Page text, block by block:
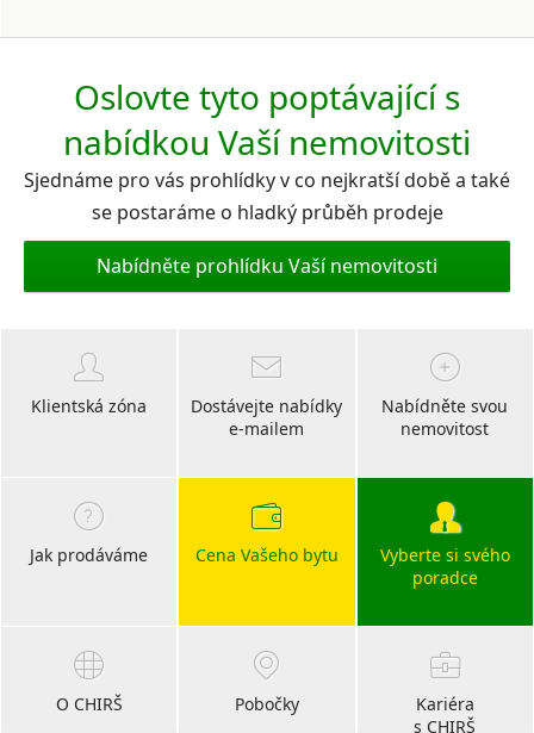
Oslovte tyto poptávající s
nabídkou Vaší nemovitosti
Sjednáme pro vás prohlídky v co nejkratší době a také
se postaráme o hladký průběh prodeje
Nabídněte prohlídku Vaší nemovitosti
Klientská zóna
Dostávejte nabídky
e-mailem
Nabídněte svou
nemovitost
Jak prodáváme Cena Vašeho bytu
Vyberte si svého
poradce
O CHIRŠ Pobočky
Kariéra
s CHIRŠ